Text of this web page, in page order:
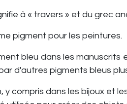
à « travers » et du grec
pigment pour les peintures.
bleu dans les manuscrits
d'autres pigments bleus
compris dans les bijoux et